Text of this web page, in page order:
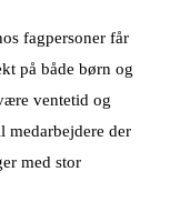
fagpersoner får
på både børn og
ventetid og
medarbejdere der
med stor